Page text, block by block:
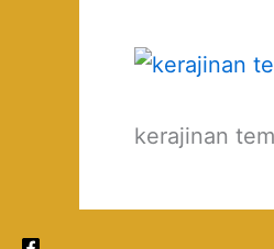
kerajinan